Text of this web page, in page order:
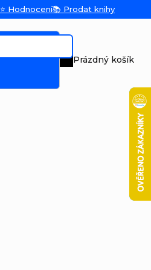
⭐ Hodnocení📚 Prodat knihy
Nákupní
Prázdný košík